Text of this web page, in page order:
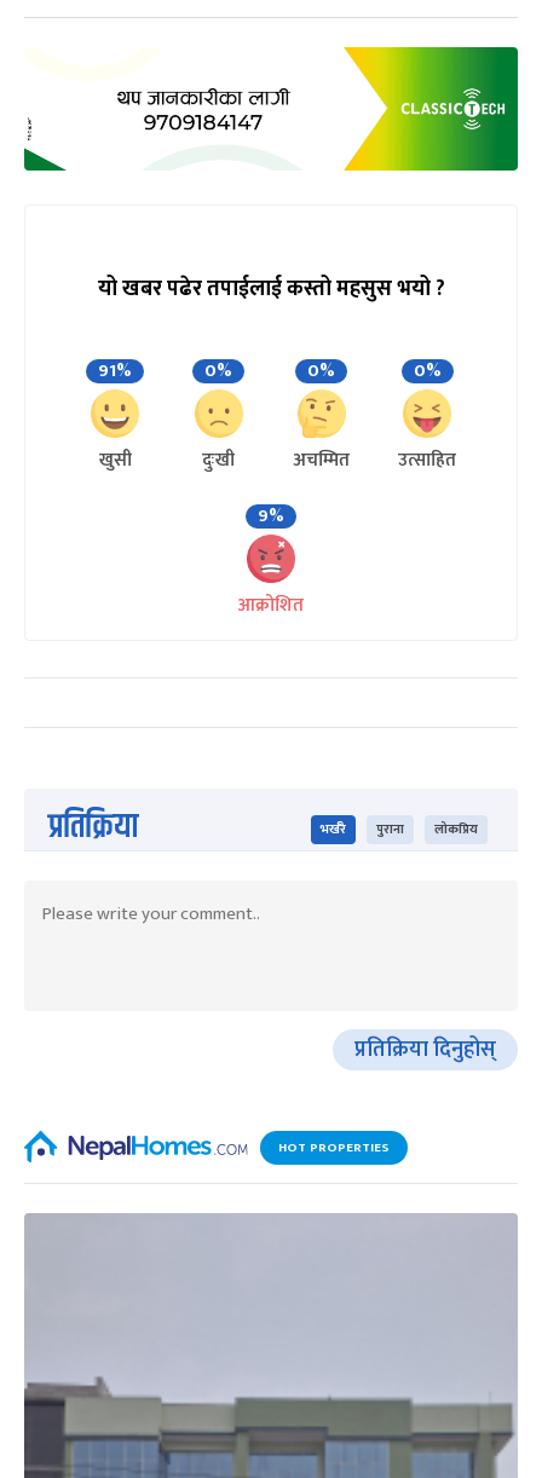
यो खबर पढेर तपाईलाई कस्तो महसुस भयो ?
91%
खुसी
0%
दुःखी
0%
अचम्मित
0%
उत्साहित
9%
आक्रोशित
प्रतिक्रिया भर्खरै पुराना लोकप्रिय
प्रतिक्रिया दिनुहोस्
HOT PROPERTIES